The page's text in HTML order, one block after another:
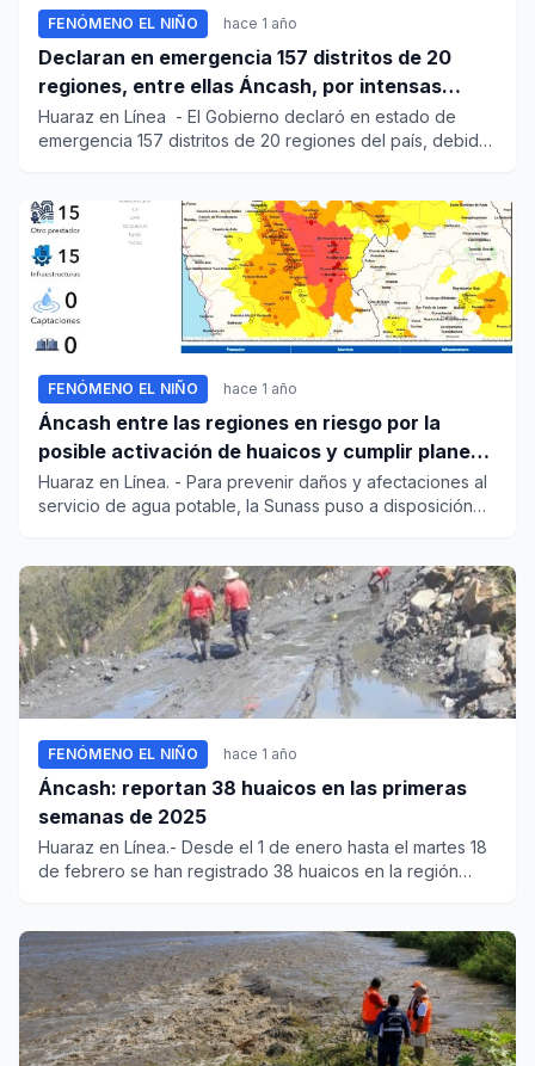
FENÓMENO EL NIÑO hace 1 año
Declaran en emergencia 157 distritos de 20
regiones, entre ellas Áncash, por intensas
lluvias
Huaraz en Línea - El Gobierno declaró en estado de
emergencia 157 distritos de 20 regiones del país, debido
FENÓMENO EL NIÑO hace 1 año
Áncash entre las regiones en riesgo por la
posible activación de huaicos y cumplir planes
de contingencia por lluvias
Huaraz en Línea. - Para prevenir daños y afectaciones al
servicio de agua potable, la Sunass puso a disposición
FENÓMENO EL NIÑO hace 1 año
Áncash: reportan 38 huaicos en las primeras
semanas de 2025
Huaraz en Línea.- Desde el 1 de enero hasta el martes 18
de febrero se han registrado 38 huaicos en la región